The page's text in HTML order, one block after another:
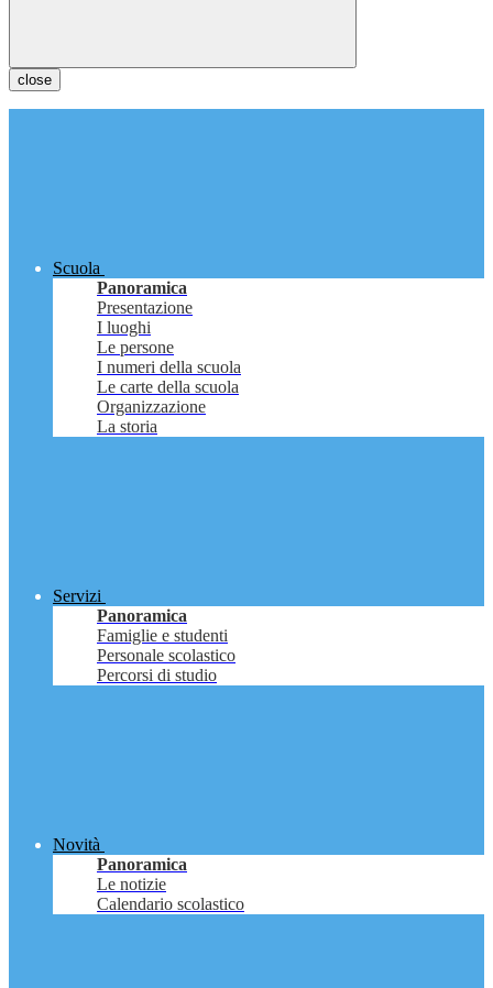
close
Scuola
Panoramica
Presentazione
I luoghi
Le persone
I numeri della scuola
Le carte della scuola
Organizzazione
La storia
Servizi
Panoramica
Famiglie e studenti
Personale scolastico
Percorsi di studio
Novità
Panoramica
Le notizie
Calendario scolastico